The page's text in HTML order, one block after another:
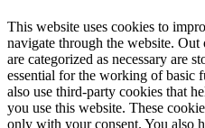
This website uses cookies to
navigate through the website. Out
are categorized as necessary are
essential for the working of basic
also use third-party cookies that
you use this website. These
only with your consent. You also